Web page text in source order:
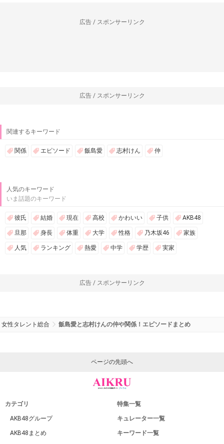
広告 / スポンサーリンク
広告 / スポンサーリンク
関連するキーワード
関係 エピソード 飯島愛 志村けん 仲
人気のキーワード
いま話題のキーワード
彼氏 結婚 現在 高校 かわいい 子供 AKB48
旦那 身長 体重 大学 性格 乃木坂46 家族
人気 ランキング 熱愛 中学 学歴 実家
広告 / スポンサーリンク
女性タレント総合 飯島愛と志村けんの仲や関係！エピソードまとめ
ページの先頭へ
カテゴリ
AKB48グループ
AKB48まとめ
特集一覧
キュレーター一覧
キーワード一覧